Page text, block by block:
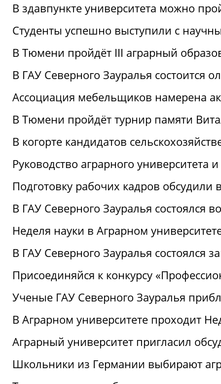
В здавпункте университета можно
Студенты успешно выступили с
В Тюмени пройдёт III аграрный
В ГАУ Северного Зауралья состоится
Ассоциация мебельщиков намерена
В Тюмени пройдёт турнир памяти
В когорте кандидатов
Руководство аграрного
Подготовку рабочих кадров
В ГАУ Северного Зауралья состоялся
Неделя науки в Аграрном
В ГАУ Северного Зауралья
Присоединяйся к конкурсу
Ученые ГАУ Северного Зауралья
В Аграрном университете проходит
Аграрный университет пригласил
Школьники из Германии выбирают